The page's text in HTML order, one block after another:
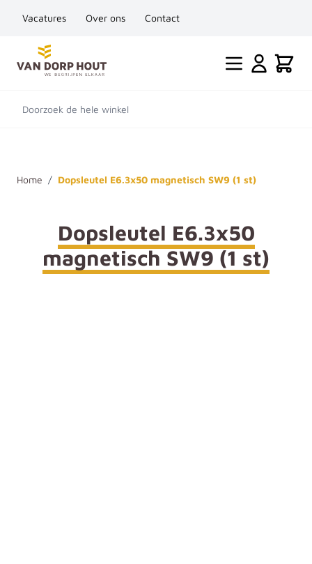
Vacatures Over ons Contact
Ga naar de inhoud
Cart
Doorzoek de hele winkel
Home / Dopsleutel E6.3x50 magnetisch SW9 (1 st)
Dopsleutel E6.3x50
magnetisch SW9 (1 st)